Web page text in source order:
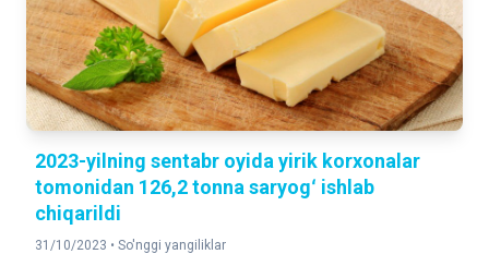
2023-yilning sentabr oyida yirik korxonalar
tomonidan 126,2 tonna saryogʻ ishlab
chiqarildi
31/10/2023 • So'nggi yangiliklar